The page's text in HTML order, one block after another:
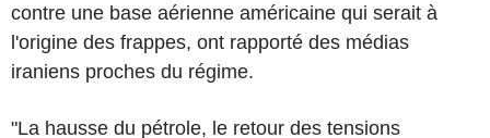
contre une base aérienne américaine qui serait à
l'origine des frappes, ont rapporté des médias
iraniens proches du régime.
"La hausse du pétrole, le retour des tensions